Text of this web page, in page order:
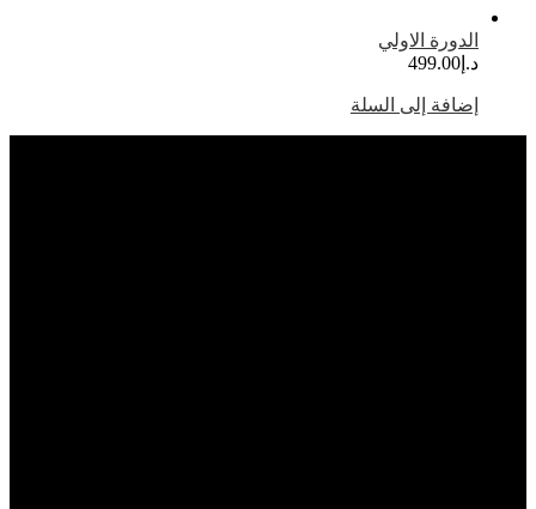
الاولي
499.00
إلى السلة